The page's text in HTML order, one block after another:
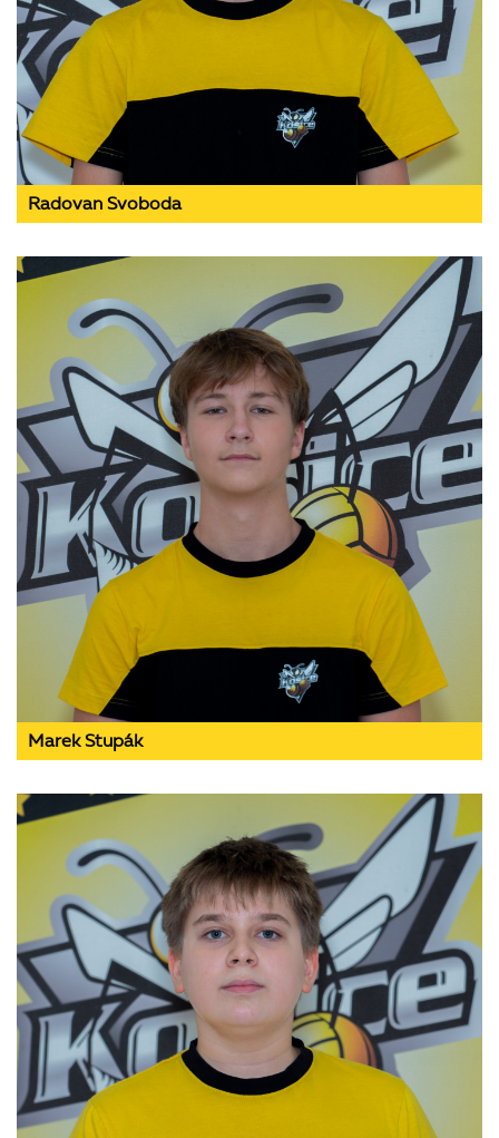
Radovan Svoboda
Marek Stupák